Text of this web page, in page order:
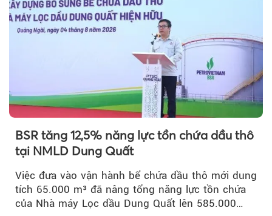
BSR tăng 12,5% năng lực tồn chứa dầu thô
tại NMLD Dung Quất
Việc đưa vào vận hành bể chứa dầu thô mới dung
tích 65.000 m³ đã nâng tổng năng lực tồn chứa
của Nhà máy Lọc dầu Dung Quất lên 585.000